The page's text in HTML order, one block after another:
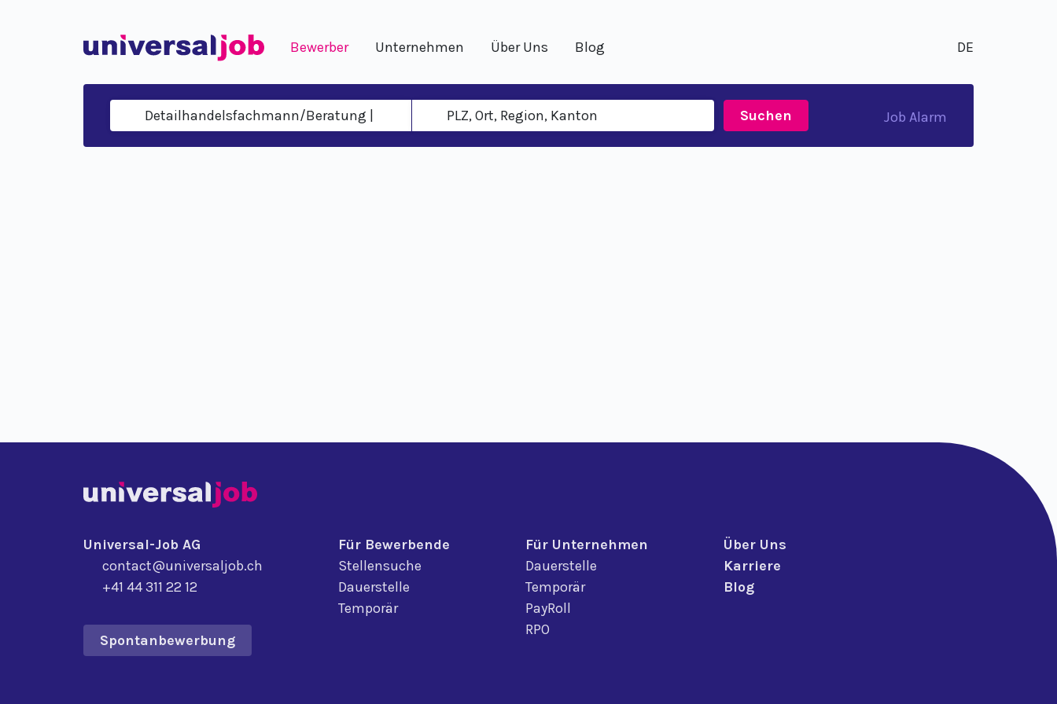
Bewerber Unternehmen Über Uns Blog DE
Suchen Job Alarm
Universal-Job AG
contact@universaljob.ch
+41 44 311 22 12
Spontanbewerbung
Für Bewerbende
Stellensuche
Dauerstelle
Temporär
Für Unternehmen
Dauerstelle
Temporär
PayRoll
RPO
Über Uns
Karriere
Blog